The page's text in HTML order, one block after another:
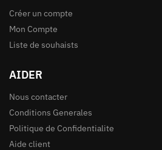
Créer un compte
Mon Compte
Liste de souhaists
AIDER
Nous contacter
Conditions Generales
Politique de Confidentialite
Aide client